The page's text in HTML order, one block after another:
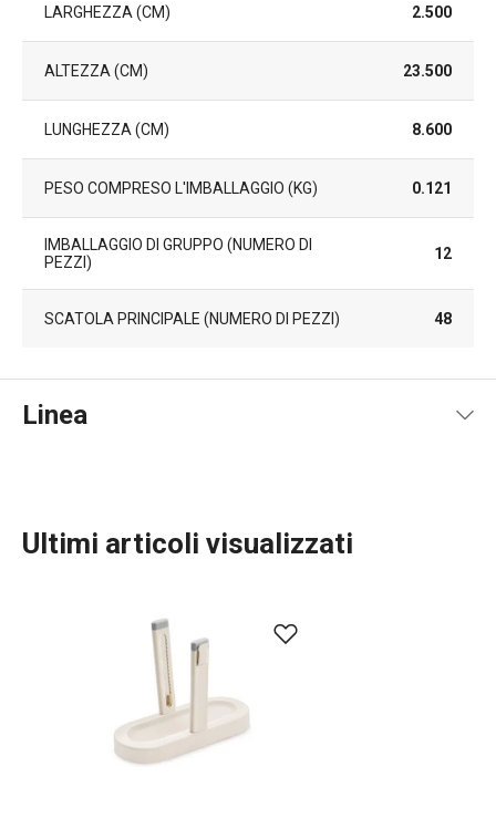
LARGHEZZA (CM) 2.500
ALTEZZA (CM) 23.500
LUNGHEZZA (CM) 8.600
PESO COMPRESO L'IMBALLAGGIO (KG) 0.121
IMBALLAGGIO DI GRUPPO (NUMERO DI
PEZZI)
12
SCATOLA PRINCIPALE (NUMERO DI PEZZI) 48
Linea
Organizzazione e pulizia
Ultimi articoli visualizzati